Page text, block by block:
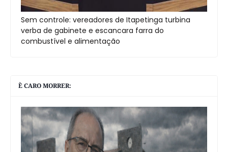
Sem controle: vereadores de Itapetinga turbina
verba de gabinete e escancara farra do
combustível e alimentação
È CARO MORRER: